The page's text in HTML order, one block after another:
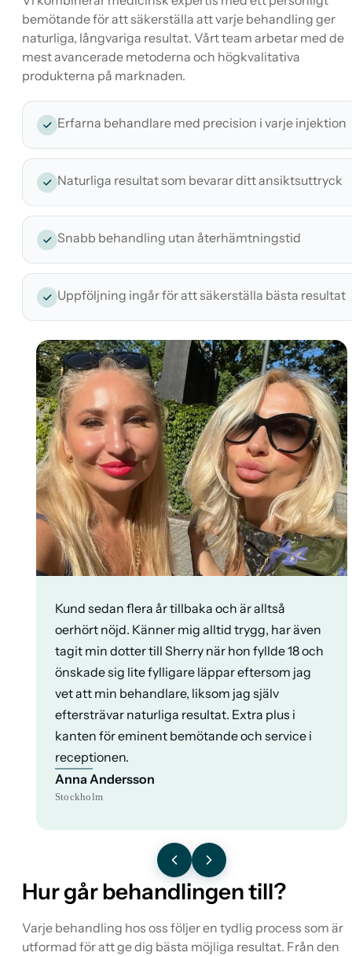
bemötande för att säkerställa att varje behandling ger
naturliga, långvariga resultat. Vårt team arbetar med de
mest avancerade metoderna och högkvalitativa
produkterna på marknaden.
Erfarna behandlare med precision i varje injektion
Naturliga resultat som bevarar ditt ansiktsuttryck
Snabb behandling utan återhämtningstid
Uppföljning ingår för att säkerställa bästa resultat
Kund sedan flera år tillbaka och är alltså
oerhört nöjd. Känner mig alltid trygg, har även
tagit min dotter till Sherry när hon fyllde 18 och
önskade sig lite fylligare läppar eftersom jag
vet att min behandlare, liksom jag själv
eftersträvar naturliga resultat. Extra plus i
kanten för eminent bemötande och service i
receptionen.
Anna Andersson
Stockholm
Hur går behandlingen till?
Varje behandling hos oss följer en tydlig process som är
utformad för att ge dig bästa möjliga resultat. Från den